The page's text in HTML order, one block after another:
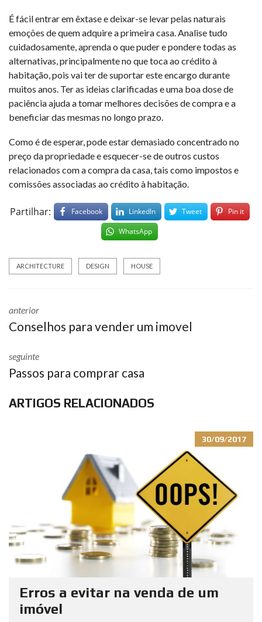
É fácil entrar em êxtase e deixar-se levar pelas naturais
emoções de quem adquire a primeira casa. Analise tudo
cuidadosamente, aprenda o que puder e pondere todas as
alternativas, principalmente no que toca ao crédito à
habitação, pois vai ter de suportar este encargo durante
muitos anos. Ter as ideias clarificadas e uma boa dose de
paciência ajuda a tomar melhores decisões de compra e a
beneficiar das mesmas no longo prazo.
Como é de esperar, pode estar demasiado concentrado no
preço da propriedade e esquecer-se de outros custos
relacionados com a compra da casa, tais como impostos e
comissões associadas ao crédito à habitação.
Partilhar: Facebook LinkedIn Tweet
Pin it
WhatsApp
ARCHITECTURE DESIGN HOUSE
anterior
Conselhos para vender um imovel
seguinte
Passos para comprar casa
ARTIGOS RELACIONADOS
30/09/2017
Erros a evitar na venda de um
imóvel